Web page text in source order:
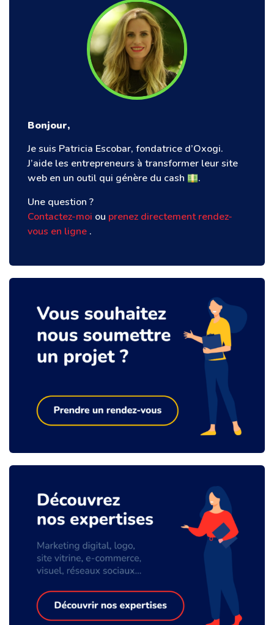
Bonjour,
Je suis Patricia Escobar, fondatrice d’Oxogi.
J’aide les entrepreneurs à transformer leur site
web en un outil qui génère du cash
.
Une question ?
Contactez-moi ou prenez directement rendez-
vous en ligne .